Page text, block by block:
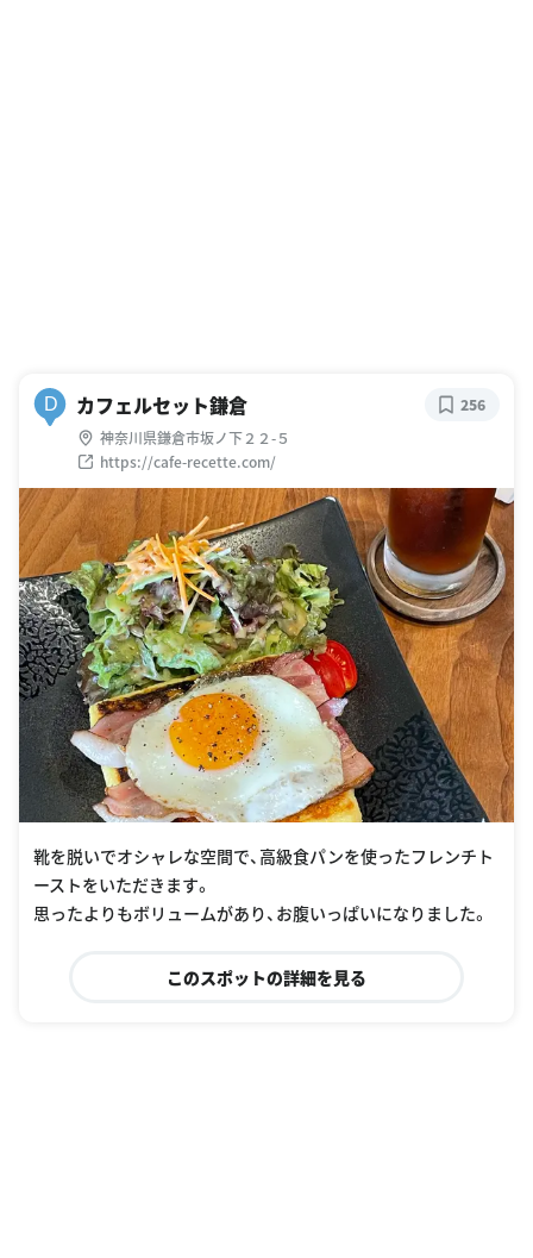
D カフェルセット鎌倉
神奈川県鎌倉市坂ノ下２２-５
https://cafe-recette.com/
256
靴を脱いでオシャレな空間で、高級食パンを使ったフレンチト
ーストをいただきます。
思ったよりもボリュームがあり、お腹いっぱいになりました。
このスポットの詳細を見る